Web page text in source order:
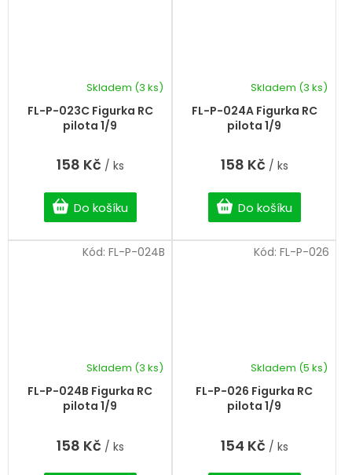
FL-P-023C Figurka RC
pilota 1/9
Skladem (3 ks)
158 Kč / ks
Do košíku
FL-P-024A Figurka RC
pilota 1/9
Skladem (3 ks)
158 Kč / ks
Do košíku
FL-P-024B Figurka RC
pilota 1/9
Skladem (3 ks)
158 Kč / ks
Kód: FL-P-024B
FL-P-026 Figurka RC
pilota 1/9
Skladem (5 ks)
154 Kč / ks
Kód: FL-P-026